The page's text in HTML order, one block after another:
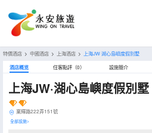
特價酒店 > 中國酒店 > 上海酒店 > 上海JW·湖心島嶼度假別墅
酒店概览 住客點評（0） 設施簡介
上海JW·湖心島嶼度假別墅
業輝路222弄151號
全部設施>